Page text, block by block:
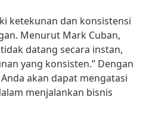
ketekunan dan konsistensi
Menurut Mark Cuban,
datang secara instan,
yang konsisten.” Dengan
akan dapat mengatasi
menjalankan bisnis